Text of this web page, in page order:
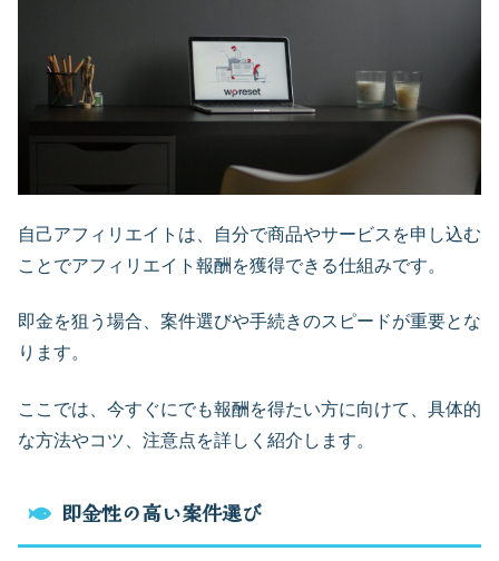
自己アフィリエイトは、自分で商品やサービスを申し込む
ことでアフィリエイト報酬を獲得できる仕組みです。
即金を狙う場合、案件選びや手続きのスピードが重要とな
ります。
ここでは、今すぐにでも報酬を得たい方に向けて、具体的
な方法やコツ、注意点を詳しく紹介します。
即金性の高い案件選び